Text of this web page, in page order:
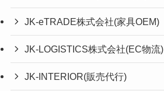
JK-eTRADE株式会社(家具OEM)
JK-LOGISTICS株式会社(EC物流)
JK-INTERIOR(販売代行)